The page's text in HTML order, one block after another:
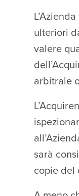
ulteriori
valere
arbitrale
sarà
copie del